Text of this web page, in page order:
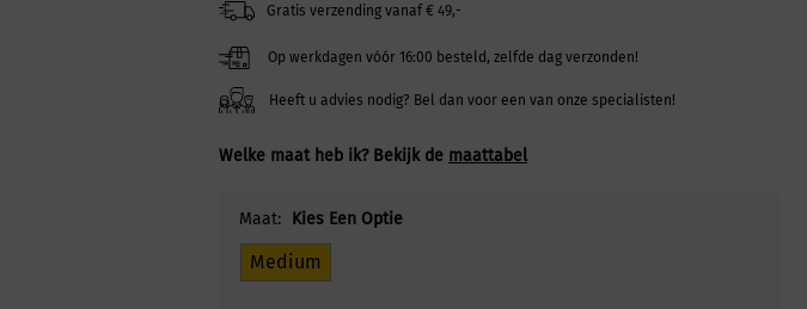
Gratis verzending vanaf € 49,-
Op werkdagen vóór 16:00 besteld, zelfde dag verzonden!
Heeft u advies nodig? Bel dan voor een van onze specialisten!
Welke maat heb ik? Bekijk de maattabel
Maat: Kies Een Optie
Medium